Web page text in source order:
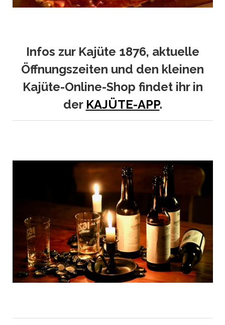
Infos zur Kajüte 1876, aktuelle
Öffnungszeiten und den kleinen
Kajüte-Online-Shop findet ihr in
der KAJÜTE-APP.